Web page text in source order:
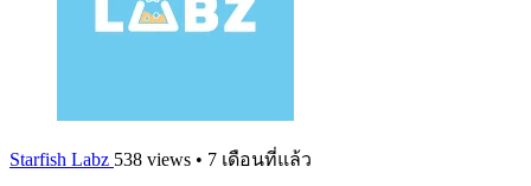
Starfish Labz 538 views • 7 เดือนที่แล้ว